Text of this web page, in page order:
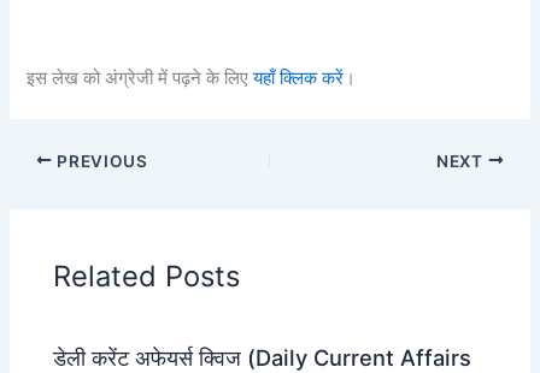
इस लेख को अंग्रेजी में पढ़ने के लिएयहाँ क्लिक करें ।
PREVIOUS NEXT
Related Posts
डेली करेंट अफेयर्स क्विज (Daily Current Affairs